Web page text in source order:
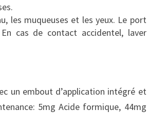
les muqueuses et les yeux. Le port
cas de contact accidentel, laver
un embout d’application intégré et
5mg Acide formique, 44mg